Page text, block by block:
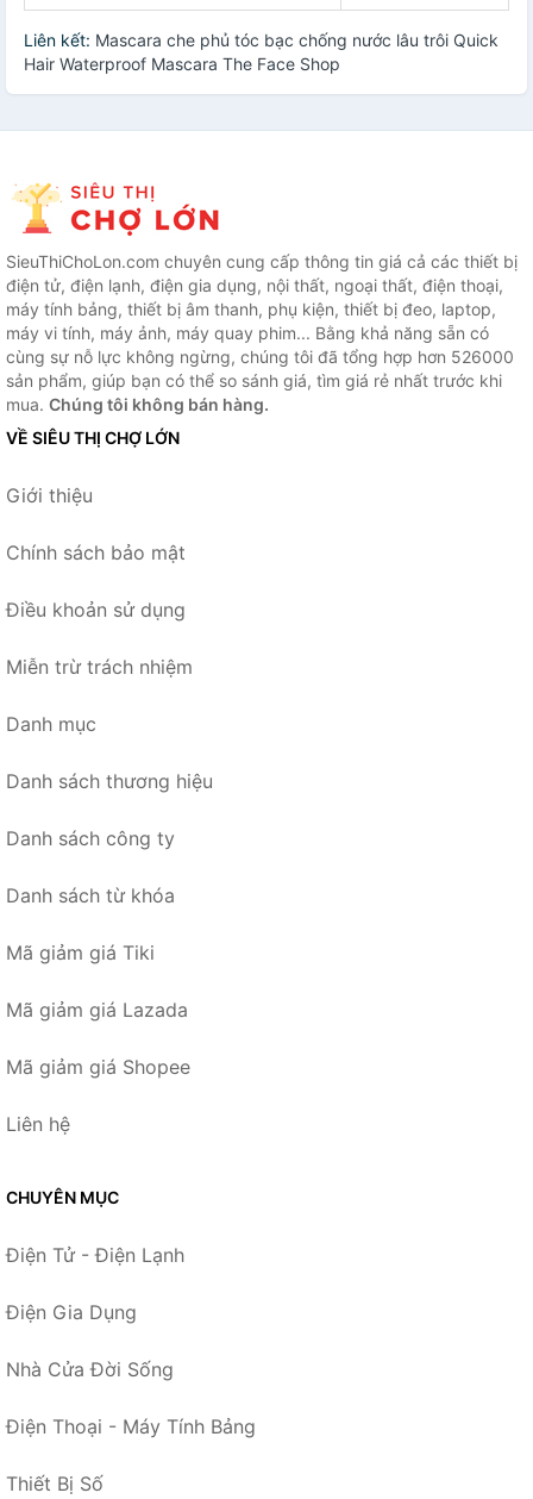
Liên kết: Mascara che phủ tóc bạc chống nước lâu trôi Quick
Hair Waterproof Mascara The Face Shop
SieuThiChoLon.com chuyên cung cấp thông tin giá cả các thiết bị
điện tử, điện lạnh, điện gia dụng, nội thất, ngoại thất, điện thoại,
máy tính bảng, thiết bị âm thanh, phụ kiện, thiết bị đeo, laptop,
máy vi tính, máy ảnh, máy quay phim... Bằng khả năng sẵn có
cùng sự nỗ lực không ngừng, chúng tôi đã tổng hợp hơn 526000
sản phẩm, giúp bạn có thể so sánh giá, tìm giá rẻ nhất trước khi
mua. Chúng tôi không bán hàng.
VỀ SIÊU THỊ CHỢ LỚN
Giới thiệu
Chính sách bảo mật
Điều khoản sử dụng
Miễn trừ trách nhiệm
Danh mục
Danh sách thương hiệu
Danh sách công ty
Danh sách từ khóa
Mã giảm giá Tiki
Mã giảm giá Lazada
Mã giảm giá Shopee
Liên hệ
CHUYÊN MỤC
Điện Tử - Điện Lạnh
Điện Gia Dụng
Nhà Cửa Đời Sống
Điện Thoại - Máy Tính Bảng
Thiết Bị Số